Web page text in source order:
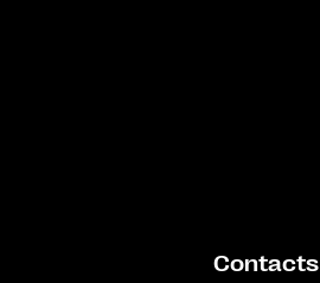
Contacts